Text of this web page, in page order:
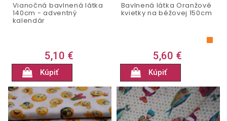
Vianočná bavlnená látka
140cm - adventný
kalendár
5,10 €
Kúpiť
Bavlnená látka Oranžové
kvietky na béžovej 150cm
5,60 €
Kúpiť